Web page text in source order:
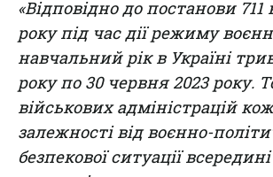
«Відповідно до постанови 711
року під час дії режиму
навчальний рік в Україні
року по 30 червня 2023 року.
військових адміністрацій
залежності від воєнно-
безпекової ситуації